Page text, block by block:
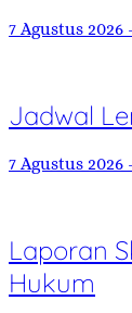
7 Agustus 2026
Jadwal
7 Agustus 2026
Laporan
Hukum